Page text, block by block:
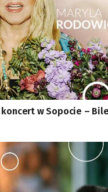
w Sopocie –